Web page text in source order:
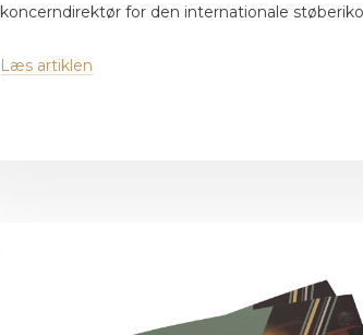
koncerndirektør for den internationale
Læs artiklen